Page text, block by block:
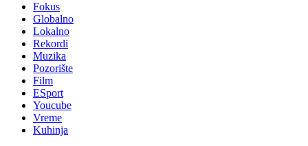
Fokus
Globalno
Lokalno
Rekordi
Muzika
Pozorište
Film
ESport
Youcube
Vreme
Kuhinja